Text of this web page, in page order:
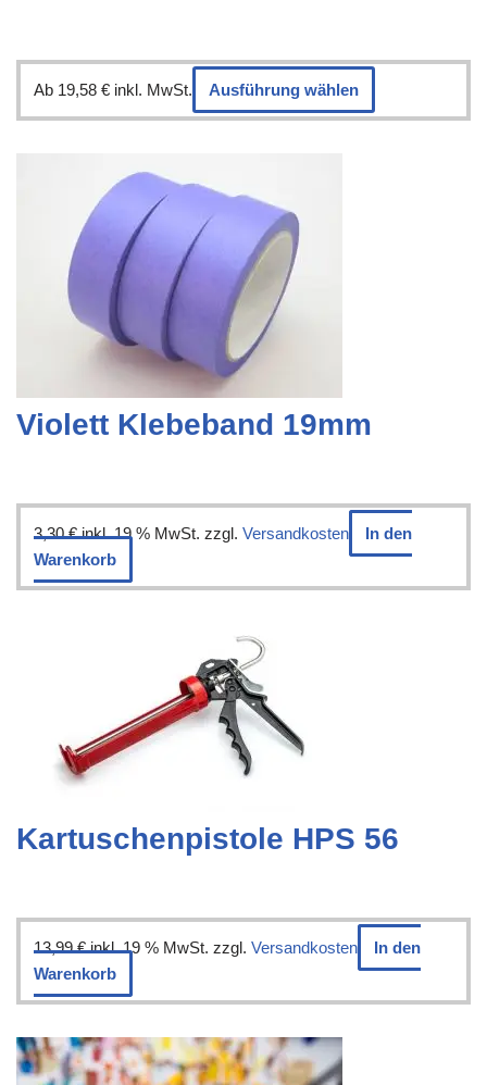
Ab 19,58 € inkl. MwSt. Ausführung wählen
Violett Klebeband 19mm
3,30€ inkl. 19 % MwSt. zzgl. Versandkosten
In den
Warenkorb
Kartuschenpistole HPS 56
13,99€ inkl. 19 % MwSt. zzgl. Versandkosten
In den
Warenkorb